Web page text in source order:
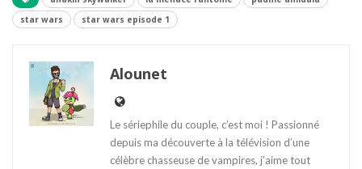
star wars
star wars episode 1
Alounet
Le sériephile du couple, c’est moi ! Passionné
depuis ma découverte à la télévision d’une
célèbre chasseuse de vampires, j’aime tout